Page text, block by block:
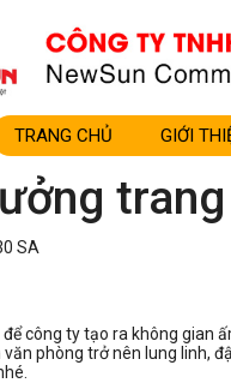
TRANG CHỦ GIỚI
SA
công ty tạo ra không gian
phòng trở nên lung linh,